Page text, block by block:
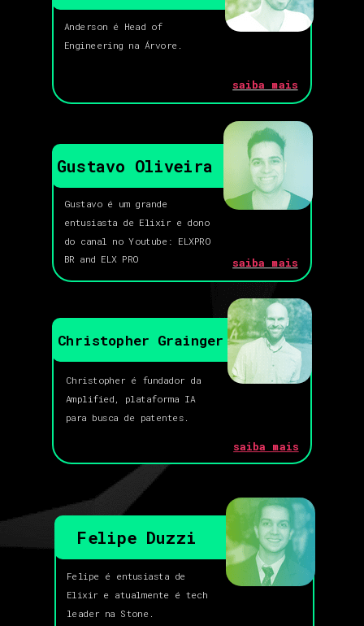
saiba mais
Anderson é Head of
Engineering na Árvore.
Gustavo Oliveira
saiba mais
Gustavo é um grande
entusiasta de Elixir e dono
do canal no Youtube: ELXPRO
BR and ELX PRO
Christopher Grainger
saiba mais
Christopher é fundador da
Amplified, plataforma IA
para busca de patentes.
Felipe Duzzi
Felipe é entusiasta de
Elixir e atualmente é tech
leader na Stone.